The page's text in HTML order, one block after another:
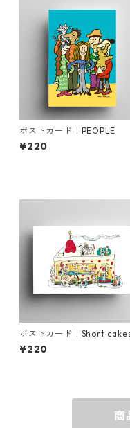
ポストカード｜PEOPLE
¥220
ポストカード｜Short
¥220
商